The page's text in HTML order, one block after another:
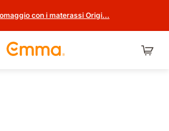
con i materassi Origi...